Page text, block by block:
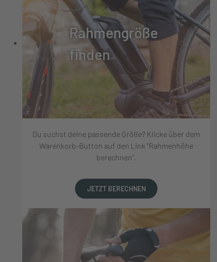
Rahmengröße
finden
Du suchst deine passende Größe? Klicke über dem
Warenkorb-Button auf den Link "Rahmenhöhe
berechnen".
JETZT BERECHNEN